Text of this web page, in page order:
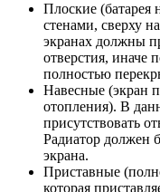
Плоские (батарея
стенами, сверху
экранах должны
отверстия, иначе
полностью
Навесные (экран
отопления). В
присутствовать
Радиатор должен
экрана.
Приставные
которая